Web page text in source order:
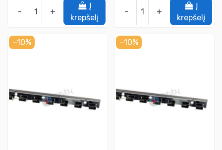
- +
Į
krepšelį
- +
Į
krepšelį
−10% −10%